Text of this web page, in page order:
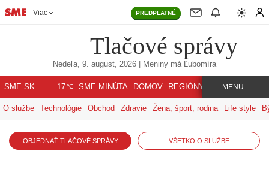
Viac PREDPLATNÉ
Tlačové správy
Nedeľa, 9. august, 2026 | Meniny má Ľubomíra
SME.SK 17℃ SME MINÚTA DOMOV REGIÓNY INDEX SVET
MENU
O službe Technológie Obchod Zdravie Žena, šport, rodina Life style
OBJEDNAŤ TLAČOVÉ SPRÁVY VŠETKO O SLUŽBE